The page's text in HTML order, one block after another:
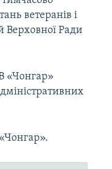
ветеранів і
Верховної Ради
«Чонгар»